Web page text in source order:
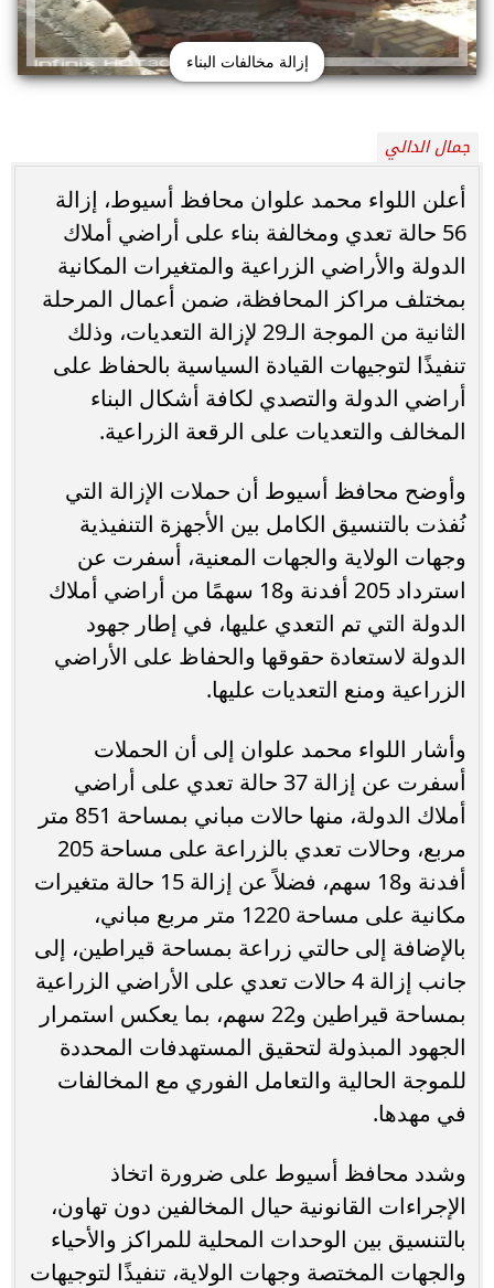
إزالة مخالفات البناء
جمال الدالي
أعلن اللواء محمد علوان محافظ أسيوط، إزالة
56 حالة تعدي ومخالفة بناء على أراضي أملاك
الدولة والأراضي الزراعية والمتغيرات المكانية
بمختلف مراكز المحافظة، ضمن أعمال المرحلة
الثانية من الموجة الـ29 لإزالة التعديات، وذلك
تنفيذًا لتوجيهات القيادة السياسية بالحفاظ على
أراضي الدولة والتصدي لكافة أشكال البناء
المخالف والتعديات على الرقعة الزراعية.
وأوضح محافظ أسيوط أن حملات الإزالة التي
نُفذت بالتنسيق الكامل بين الأجهزة التنفيذية
وجهات الولاية والجهات المعنية، أسفرت عن
استرداد 205 أفدنة و18 سهمًا من أراضي أملاك
الدولة التي تم التعدي عليها، في إطار جهود
الدولة لاستعادة حقوقها والحفاظ على الأراضي
الزراعية ومنع التعديات عليها.
وأشار اللواء محمد علوان إلى أن الحملات
أسفرت عن إزالة 37 حالة تعدي على أراضي
أملاك الدولة، منها حالات مباني بمساحة 851 متر
مربع، وحالات تعدي بالزراعة على مساحة 205
أفدنة و18 سهم، فضلاً عن إزالة 15 حالة متغيرات
مكانية على مساحة 1220 متر مربع مباني،
بالإضافة إلى حالتي زراعة بمساحة قيراطين، إلى
جانب إزالة 4 حالات تعدي على الأراضي الزراعية
بمساحة قيراطين و22 سهم، بما يعكس استمرار
الجهود المبذولة لتحقيق المستهدفات المحددة
للموجة الحالية والتعامل الفوري مع المخالفات
في مهدها.
وشدد محافظ أسيوط على ضرورة اتخاذ
الإجراءات القانونية حيال المخالفين دون تهاون،
بالتنسيق بين الوحدات المحلية للمراكز والأحياء
والجهات المختصة وجهات الولاية، تنفيذًا لتوجيهات